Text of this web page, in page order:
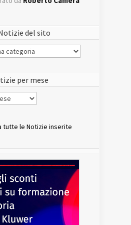
del sito
per mese
tutte le Notizie inserite